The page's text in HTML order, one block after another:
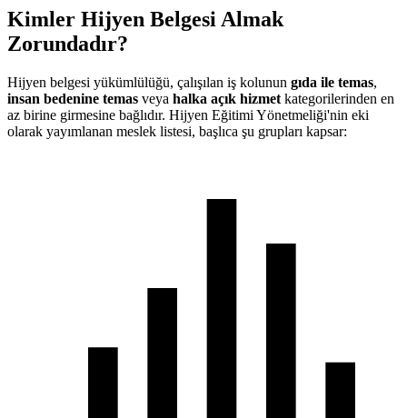
Kimler Hijyen Belgesi Almak
Zorundadır?
Hijyen belgesi yükümlülüğü, çalışılan iş kolunun gıda ile temas,
insan bedenine temas veya halka açık hizmet kategorilerinden en
az birine girmesine bağlıdır. Hijyen Eğitimi Yönetmeliği'nin eki
olarak yayımlanan meslek listesi, başlıca şu grupları kapsar: